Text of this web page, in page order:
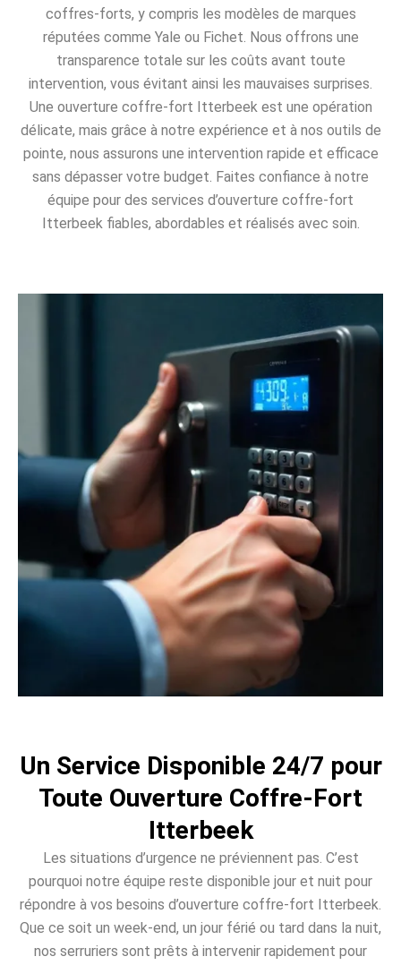
coffres-forts, y compris les modèles de marques
réputées comme Yale ou Fichet. Nous offrons une
transparence totale sur les coûts avant toute
intervention, vous évitant ainsi les mauvaises surprises.
Une ouverture coffre-fort Itterbeek est une opération
délicate, mais grâce à notre expérience et à nos outils de
pointe, nous assurons une intervention rapide et efficace
sans dépasser votre budget. Faites confiance à notre
équipe pour des services d’ouverture coffre-fort
Itterbeek fiables, abordables et réalisés avec soin.
Un Service Disponible 24/7 pour
Toute Ouverture Coffre-Fort
Itterbeek
Les situations d’urgence ne préviennent pas. C’est
pourquoi notre équipe reste disponible jour et nuit pour
répondre à vos besoins d’ouverture coffre-fort Itterbeek.
Que ce soit un week-end, un jour férié ou tard dans la nuit,
nos serruriers sont prêts à intervenir rapidement pour